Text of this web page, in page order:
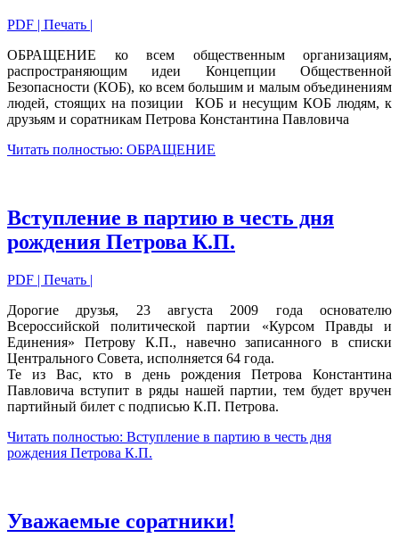
PDF | Печать |
ОБРАЩЕНИЕ ко всем общественным организациям,
распространяющим идеи Концепции Общественной
Безопасности (КОБ), ко всем большим и малым объединениям
людей, стоящих на позиции КОБ и несущим КОБ людям, к
друзьям и соратникам Петрова Константина Павловича
Читать полностью: ОБРАЩЕНИЕ
Вступление в партию в честь дня
рождения Петрова К.П.
PDF | Печать |
Дорогие друзья, 23 августа 2009 года основателю
Всероссийской политической партии «Курсом Правды и
Единения» Петрову К.П., навечно записанного в списки
Центрального Совета, исполняется 64 года.
Те из Вас, кто в день рождения Петрова Константина
Павловича вступит в ряды нашей партии, тем будет вручен
партийный билет с подписью К.П. Петрова.
Читать полностью: Вступление в партию в честь дня
рождения Петрова К.П.
Уважаемые соратники!